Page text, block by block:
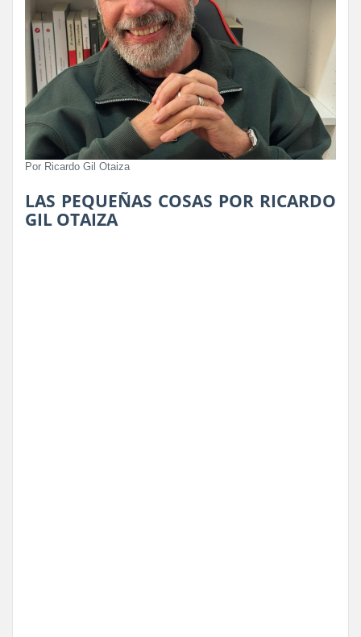
Por Ricardo Gil Otaiza
LAS PEQUEÑAS COSAS POR RICARDO
GIL OTAIZA